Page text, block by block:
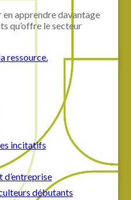
apprendre davantage
qu’offre le secteur
ressource.
incitatifs
débutants